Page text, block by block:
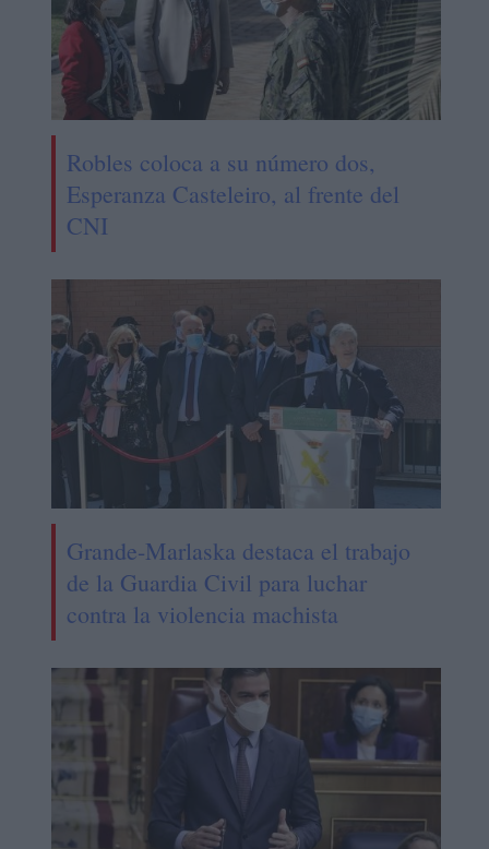
Robles coloca a su número dos,
Esperanza Casteleiro, al frente del
CNI
Grande-Marlaska destaca el trabajo
de la Guardia Civil para luchar
contra la violencia machista